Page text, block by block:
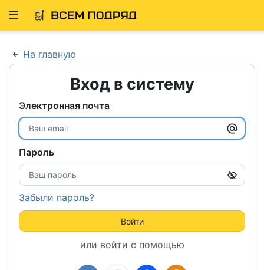
Развернуть
На главную
Вход в систему
Электронная почта
Пароль
Забыли пароль?
Войти
или войти с помощью